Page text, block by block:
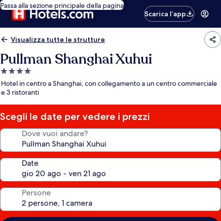
Passa alla sezione principale della pagina
Scarica l’app
Visualizza tutte le strutture
Pullman Shanghai Xuhui
Struttura
a
4.0
stelle
Hotel in centro a Shanghai, con collegamento a un centro commerciale
e 3 ristoranti
Scegli le date per vedere i prezzi
Dove vuoi andare?
Date
Persone